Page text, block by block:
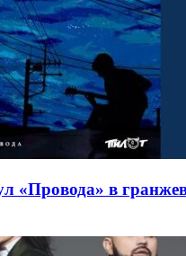
«Провода» в